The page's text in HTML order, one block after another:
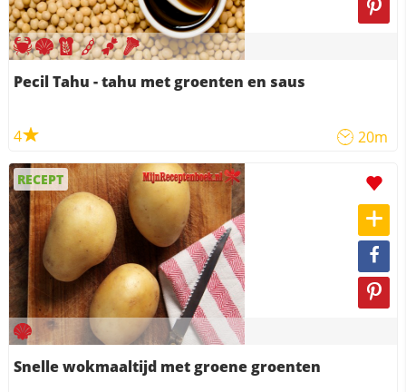
Pecil Tahu - tahu met groenten en saus
4 20m
RECEPT
Snelle wokmaaltijd met groene groenten